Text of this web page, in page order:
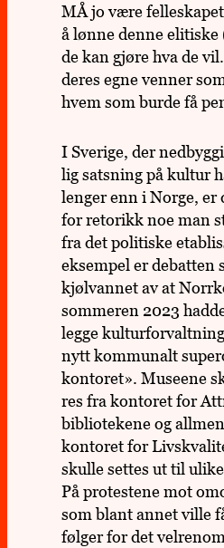
MÅ jo være
å lønne denne eli­tiske
de kan gjøre hva de
deres egne venner
hvem som burde få
I Sve­rige, der
lig sats­ning på kultur
lenger enn i Norge, er
for reto­rikk noe man
fra det poli­tiske
eksem­pel er debat­ten
kjøl­van­net av at
som­meren 2023
legge
nytt kom­mu­nalt
kon­to­ret». Muse­ene
res fra kon­to­ret for
biblio­te­kene og
kon­to­ret for
skulle settes ut til
På pro­tes­tene mot
som blant annet ville
følger for det